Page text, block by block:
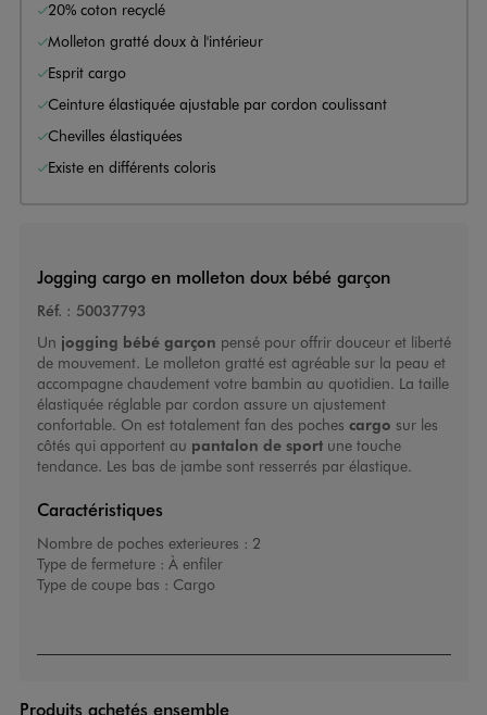
20% coton recyclé
Molleton gratté doux à l'intérieur
Esprit cargo
Ceinture élastiquée ajustable par cordon coulissant
Chevilles élastiquées
Existe en différents coloris
Jogging cargo en molleton doux bébé garçon
Réf. : 50037793
Un jogging bébé garçon pensé pour offrir douceur et liberté
de mouvement. Le molleton gratté est agréable sur la peau et
accompagne chaudement votre bambin au quotidien. La taille
élastiquée réglable par cordon assure un ajustement
confortable. On est totalement fan des poches cargo sur les
côtés qui apportent au pantalon de sport une touche
tendance. Les bas de jambe sont resserrés par élastique.
Caractéristiques
Nombre de poches exterieures : 2
Type de fermeture : À enfiler
Type de coupe bas : Cargo
Produits achetés ensemble